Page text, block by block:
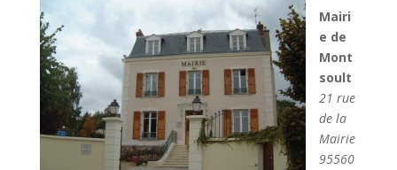
Mairi
e de
Mont
soult
21 rue
de la
Mairie
95560